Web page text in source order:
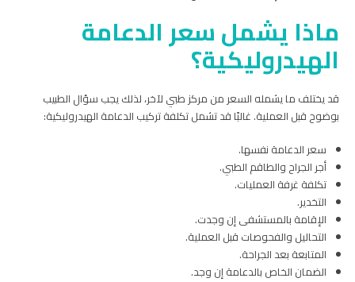
ماذا يشمل سعر الدعامة
الهيدروليكية؟
قد يختلف ما يشمله السعر من مركز طبي لآخر، لذلك يجب سؤال الطبيب
بوضوح قبل العملية. غالبًا قد تشمل تكلفة تركيب الدعامة الهيدروليكية:
سعر الدعامة نفسها.
أجر الجراح والطاقم الطبي.
تكلفة غرفة العمليات.
التخدير.
الإقامة بالمستشفى إن وجدت.
التحاليل والفحوصات قبل العملية.
المتابعة بعد الجراحة.
الضمان الخاص بالدعامة إن وجد.